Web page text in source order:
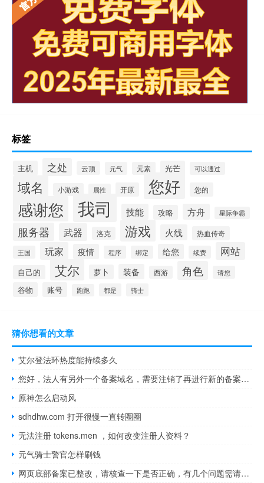
标签
主机 之处 云顶 元气 元素 光芒 可以通过
域名 小游戏 属性 开原 您好 您的
感谢您 我司 技能 攻略 方舟 星际争霸
服务器 武器 洛克 游戏 火线 热血传奇
王国 玩家 疫情 程序 绑定 给您 续费 网站
自己的 艾尔 萝卜 装备 西游 角色 请您
谷物 账号 跑跑 都是 骑士
猜你想看的文章
艾尔登法环热度能持续多久
您好，法人有另外一个备案域名，需要注销了再进行新的备案吗？
原神怎么启动风
sdhdhw.com 打开很慢一直转圈圈
无法注册 tokens.men ，如何改变注册人资料？
元气骑士警官怎样刷钱
网页底部备案已整改，请核查一下是否正确，有几个问题需请帮忙回